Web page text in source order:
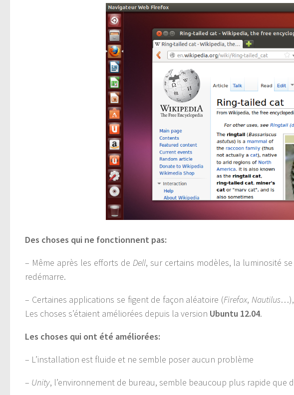
Des choses qui ne fonctionnent pas:
– Même après les efforts de Dell, sur certains modèles, la luminosité
redémarre.
– Certaines applications se figent de façon aléatoire (Firefox, Nautilus…),
Les choses s’étaient améliorées depuis la version Ubuntu 12.04.
Les choses qui ont été améliorées:
– L’installation est fluide et ne semble poser aucun problème
– Unity, l’environnement de bureau, semble beaucoup plus rapide que